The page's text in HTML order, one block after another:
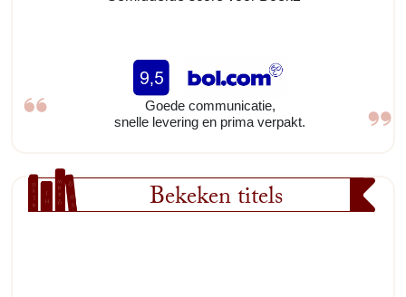
Goede communicatie,
snelle levering en prima verpakt.
Bekeken titels